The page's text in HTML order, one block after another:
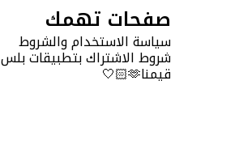
صفحات تهمك
سياسة الاستخدام والشروط
شروط الاشتراك بتطبيقات بلس
قيمنا🫶🏻🤍